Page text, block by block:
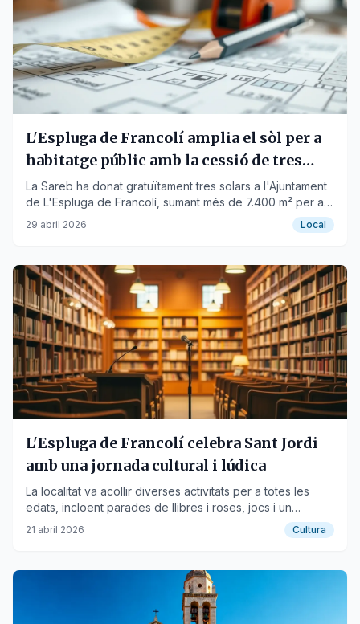
L'Espluga de Francolí amplia el sòl per a
habitatge públic amb la cessió de tres
parcel·les
La Sareb ha donat gratuïtament tres solars a l'Ajuntament
de L'Espluga de Francolí, sumant més de 7.400 m² per a
futures promocions residencials.
29 abril 2026 Local
L'Espluga de Francolí celebra Sant Jordi
amb una jornada cultural i lúdica
La localitat va acollir diverses activitats per a totes les
edats, incloent parades de llibres i roses, jocs i un
espectacle literari-musical.
21 abril 2026 Cultura